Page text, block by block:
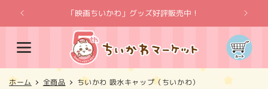
ンツに
進む
「映画ちいかわ」グッズ好評販売中！
カ
ー
ト
ホーム 全商品 ちいかわ 吸水キャップ（ちいかわ）